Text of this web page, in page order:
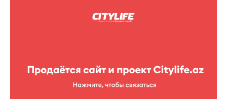
Weekend в Enerji